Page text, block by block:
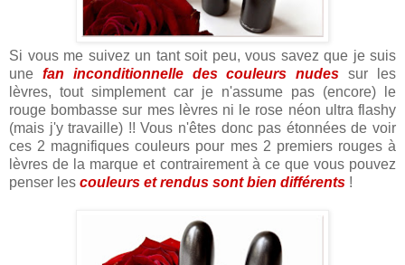
Si vous me suivez un tant soit peu, vous savez que je suis
une fan inconditionnelle des couleurs nudes sur les
lèvres, tout simplement car je n'assume pas (encore) le
rouge bombasse sur mes lèvres ni le rose néon ultra flashy
(mais j'y travaille) !! Vous n'êtes donc pas étonnées de voir
ces 2 magnifiques couleurs pour mes 2 premiers rouges à
lèvres de la marque et contrairement à ce que vous pouvez
penser les couleurs et rendus sont bien différents !